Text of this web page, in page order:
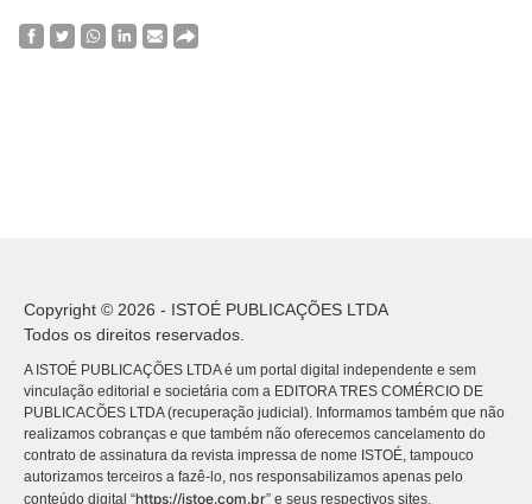
Copyright © 2026 - ISTOÉ PUBLICAÇÕES LTDA
Todos os direitos reservados.
A ISTOÉ PUBLICAÇÕES LTDA é um portal digital independente e sem
vinculação editorial e societária com a EDITORA TRES COMÉRCIO DE
PUBLICACÕES LTDA (recuperação judicial). Informamos também que não
realizamos cobranças e que também não oferecemos cancelamento do
contrato de assinatura da revista impressa de nome ISTOÉ, tampouco
autorizamos terceiros a fazê-lo, nos responsabilizamos apenas pelo
conteúdo digital “https://istoe.com.br” e seus respectivos sites.